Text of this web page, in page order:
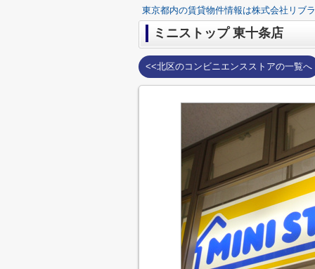
東京都内の賃貸物件情報は株式会社リブラ
ミニストップ 東十条店
<<北区のコンビニエンスストアの一覧へ